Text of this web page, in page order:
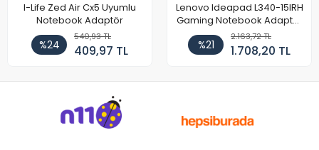
I-Life Zed Air Cx5 Uyumlu
Notebook Adaptör
%24
540,93 TL
409,97 TL
Lenovo Ideapad L340-15IRH
Gaming Notebook Adaptör
Cihazı Şarj Aleti (150W)
%21
2.163,72 TL
1.708,20 TL